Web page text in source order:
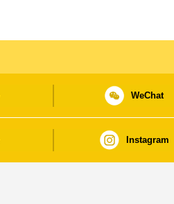
WeChat
Instagram